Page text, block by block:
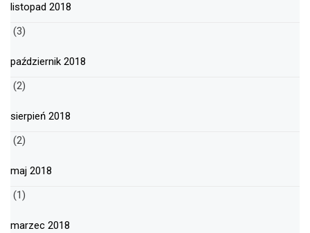
listopad 2018
(3)
październik 2018
(2)
sierpień 2018
(2)
maj 2018
(1)
marzec 2018